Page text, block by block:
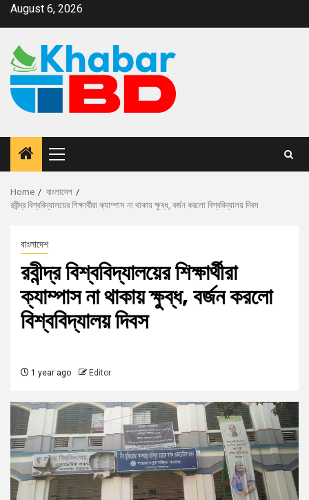
August 6, 2026
Home
বাংলাদেশ
রবীন্দ্র বিশ্ববিদ্যালয়ের শিক্ষার্থীরা ক্যাম্পাস না থাকায় ক্ষুব্ধ, বর্জন করলো বিশ্ববিদ্যালয় দিবস
বাংলাদেশ
রবীন্দ্র বিশ্ববিদ্যালয়ের শিক্ষার্থীরা
ক্যাম্পাস না থাকায় ক্ষুব্ধ, বর্জন করলো
বিশ্ববিদ্যালয় দিবস
1 year ago Editor